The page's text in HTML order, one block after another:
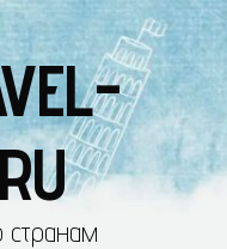
странам